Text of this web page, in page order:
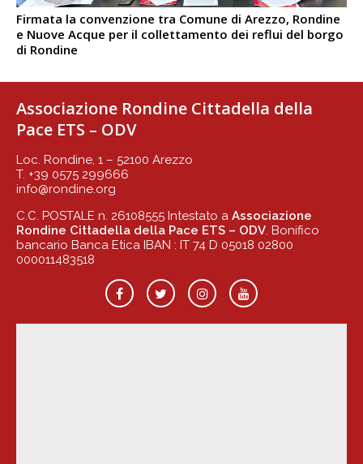
Firmata la convenzione tra Comune di Arezzo, Rondine
e Nuove Acque per il collettamento dei reflui del borgo
di Rondine
Associazione Rondine Cittadella della
Pace ETS – ODV
Loc. Rondine, 1 – 52100 Arezzo
T. +39 0575 299666
info@rondine.org
C.C. POSTALE n. 26108555 Intestato a Associazione
Rondine Cittadella della Pace ETS – ODV. Bonifico
bancario Banca Etica IBAN : IT 74 D 05018 02800
000011483518